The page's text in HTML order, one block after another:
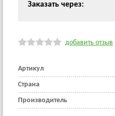
Заказать через:
добавить отзыв
Артикул
Страна
Производитель